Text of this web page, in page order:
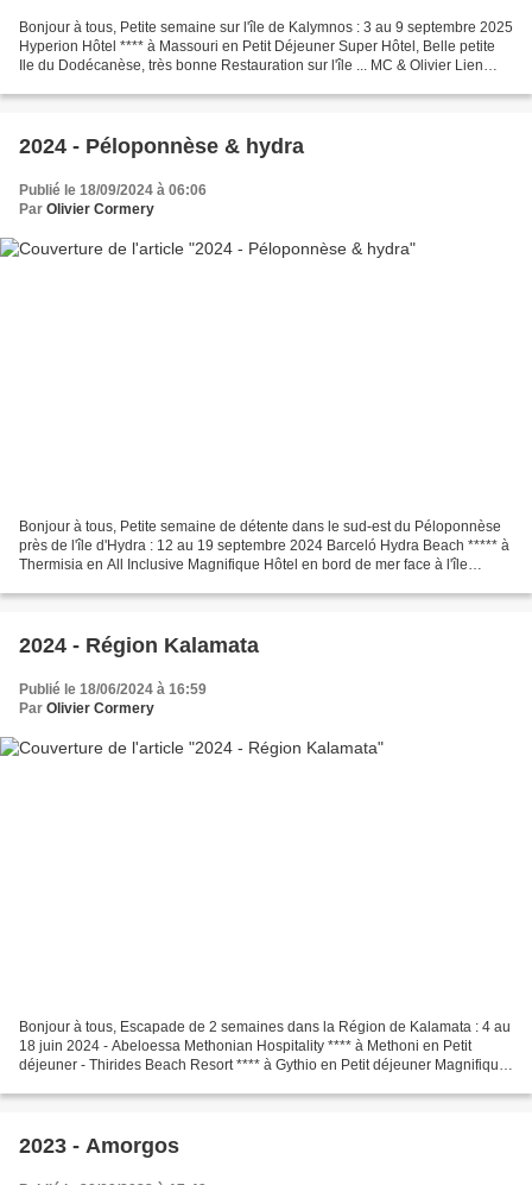
Bonjour à tous, Petite semaine sur l'île de Kalymnos : 3 au 9 septembre 2025
Hyperion Hôtel **** à Massouri en Petit Déjeuner Super Hôtel, Belle petite
Ile du Dodécanèse, très bonne Restauration sur l'île ... MC & Olivier Lien
2024 - Péloponnèse & hydra
Publié le 18/09/2024 à 06:06
Par Olivier Cormery
Bonjour à tous, Petite semaine de détente dans le sud-est du Péloponnèse
près de l'île d'Hydra : 12 au 19 septembre 2024 Barceló Hydra Beach ***** à
Thermisia en All Inclusive Magnifique Hôtel en bord de mer face à l'île
2024 - Région Kalamata
Publié le 18/06/2024 à 16:59
Par Olivier Cormery
Bonjour à tous, Escapade de 2 semaines dans la Région de Kalamata : 4 au
18 juin 2024 - Abeloessa Methonian Hospitality **** à Methoni en Petit
déjeuner - Thirides Beach Resort **** à Gythio en Petit déjeuner Magnifique
2023 - Amorgos